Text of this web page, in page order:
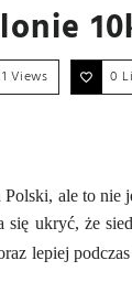
Views 0
ale to
się ukryć, że
lepiej